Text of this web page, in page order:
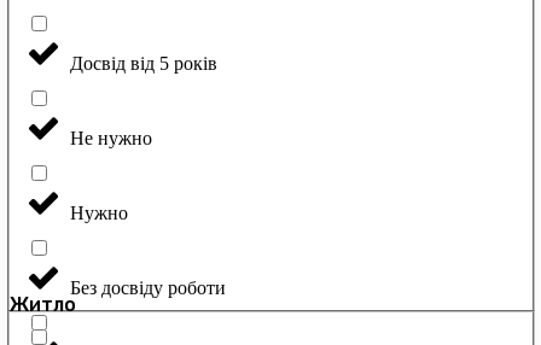
Досвід від 5 років
Не нужно
Нужно
Без досвіду роботи
Житло